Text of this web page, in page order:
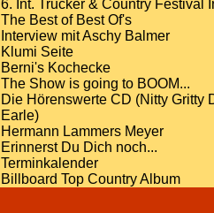
6. Int. Trucker & Country Festival
The Best of Best Of's
Interview mit Aschy Balmer
Klumi Seite
Berni's Kochecke
The Show is going to BOOM...
Die Hörenswerte CD (Nitty Gritty
Earle)
Hermann Lammers Meyer
Erinnerst Du Dich noch...
Terminkalender
Billboard Top Country Album